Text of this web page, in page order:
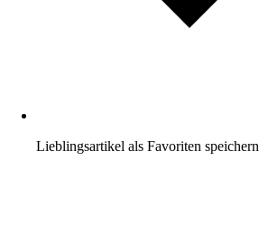
Lieblingsartikel als Favoriten speichern